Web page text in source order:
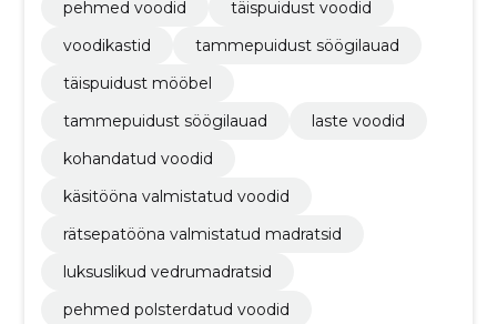
pehmed voodid
täispuidust voodid
voodikastid
tammepuidust söögilauad
täispuidust mööbel
tammepuidust söögilauad
laste voodid
kohandatud voodid
käsitööna valmistatud voodid
rätsepatööna valmistatud madratsid
luksuslikud vedrumadratsid
pehmed polsterdatud voodid